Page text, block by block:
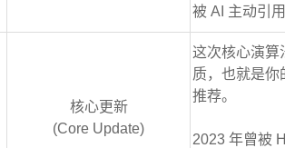
被 AI 主动引
核心更新
(Core Update)
这次核心演算
质，也就是你
推荐。
2023 年曾被